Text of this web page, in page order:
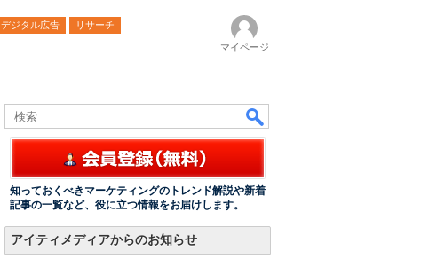
デジタル広告
リサーチ
マイページ
知っておくべきマーケティングのトレンド解説や新着
記事の一覧など、役に立つ情報をお届けします。
アイティメディアからのお知らせ